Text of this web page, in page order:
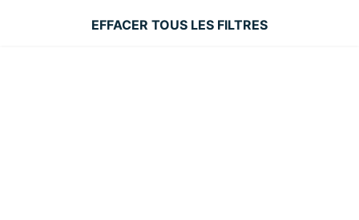
EFFACER TOUS LES FILTRES